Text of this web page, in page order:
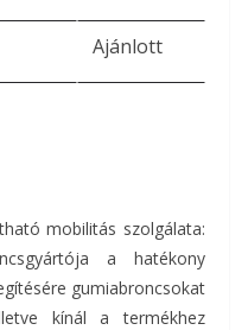
Ajánlott
mobilitás szolgálata:
a hatékony
gumiabroncsokat
kínál a termékhez